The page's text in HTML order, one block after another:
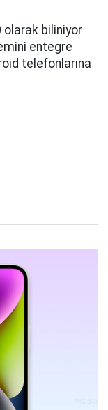
olarak biliniyor
entegre
telefonlarına